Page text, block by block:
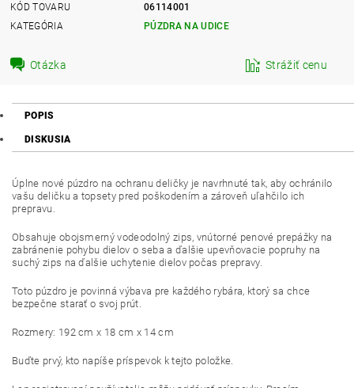
KÓD TOVARU
06114001
KATEGÓRIA
PÚZDRA NA UDICE
Otázka Strážiť cenu
POPIS
DISKUSIA
Úplne nové púzdro na ochranu deličky je navrhnuté tak, aby ochránilo
vašu deličku a topsety pred poškodením a zároveň uľahčilo ich
prepravu.
Obsahuje obojsmerný vodeodolný zips, vnútorné penové prepážky na
zabránenie pohybu dielov o seba a ďalšie upevňovacie popruhy na
suchý zips na ďalšie uchytenie dielov počas prepravy.
Toto púzdro je povinná výbava pre každého rybára, ktorý sa chce
bezpečne starať o svoj prút.
Rozmery: 192 cm x 18 cm x 14 cm
Buďte prvý, kto napíše príspevok k tejto položke.